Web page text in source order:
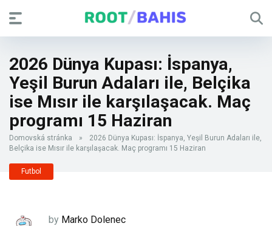
2026 Dünya Kupası: İspanya,
Yeşil Burun Adaları ile, Belçika
ise Mısır ile karşılaşacak. Maç
programı 15 Haziran
Domovská stránka »
2026 Dünya Kupası: İspanya, Yeşil Burun Adaları ile,
Belçika ise Mısır ile karşılaşacak. Maç programı 15 Haziran
Futbol
by Marko Dolenec